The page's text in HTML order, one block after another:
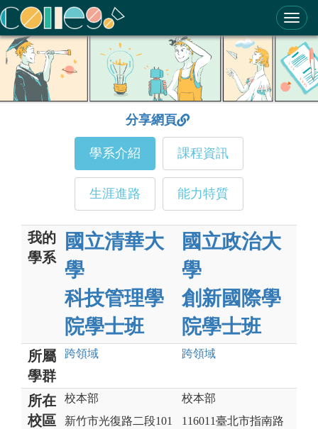
ColleGo! 大學選才與高中育才輔助系統
分享網頁
學系介紹 課程資訊
生涯進路 能力特質
我的
學系
國立清華大
學
科技管理學
院學士班
國立政治大
學
創新國際學
院學士班
所屬
學群
跨領域 跨領域
所在
校區
校本部
新竹市光復路二段101
校本部
116011臺北市指南路